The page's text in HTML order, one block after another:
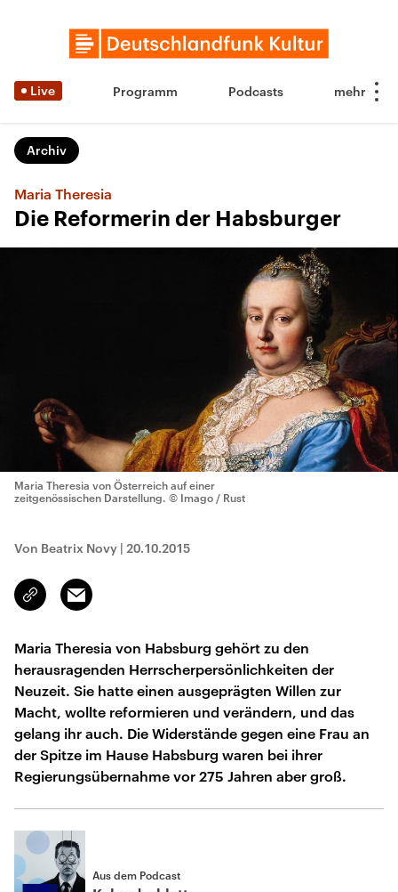
Live Programm Podcasts
Archiv
Maria Theresia
Die Reformerin der Habsburger
Maria Theresia von Österreich auf einer
zeitgenössischen Darstellung. © Imago / Rust
Von Beatrix Novy | 20.10.2015
Link
kopieren/teilen
Email
Maria Theresia von Habsburg gehört zu den
herausragenden Herrscherpersönlichkeiten der
Neuzeit. Sie hatte einen ausgeprägten Willen zur
Macht, wollte reformieren und verändern, und das
gelang ihr auch. Die Widerstände gegen eine Frau an
der Spitze im Hause Habsburg waren bei ihrer
Regierungsübernahme vor 275 Jahren aber groß.
Aus dem Podcast